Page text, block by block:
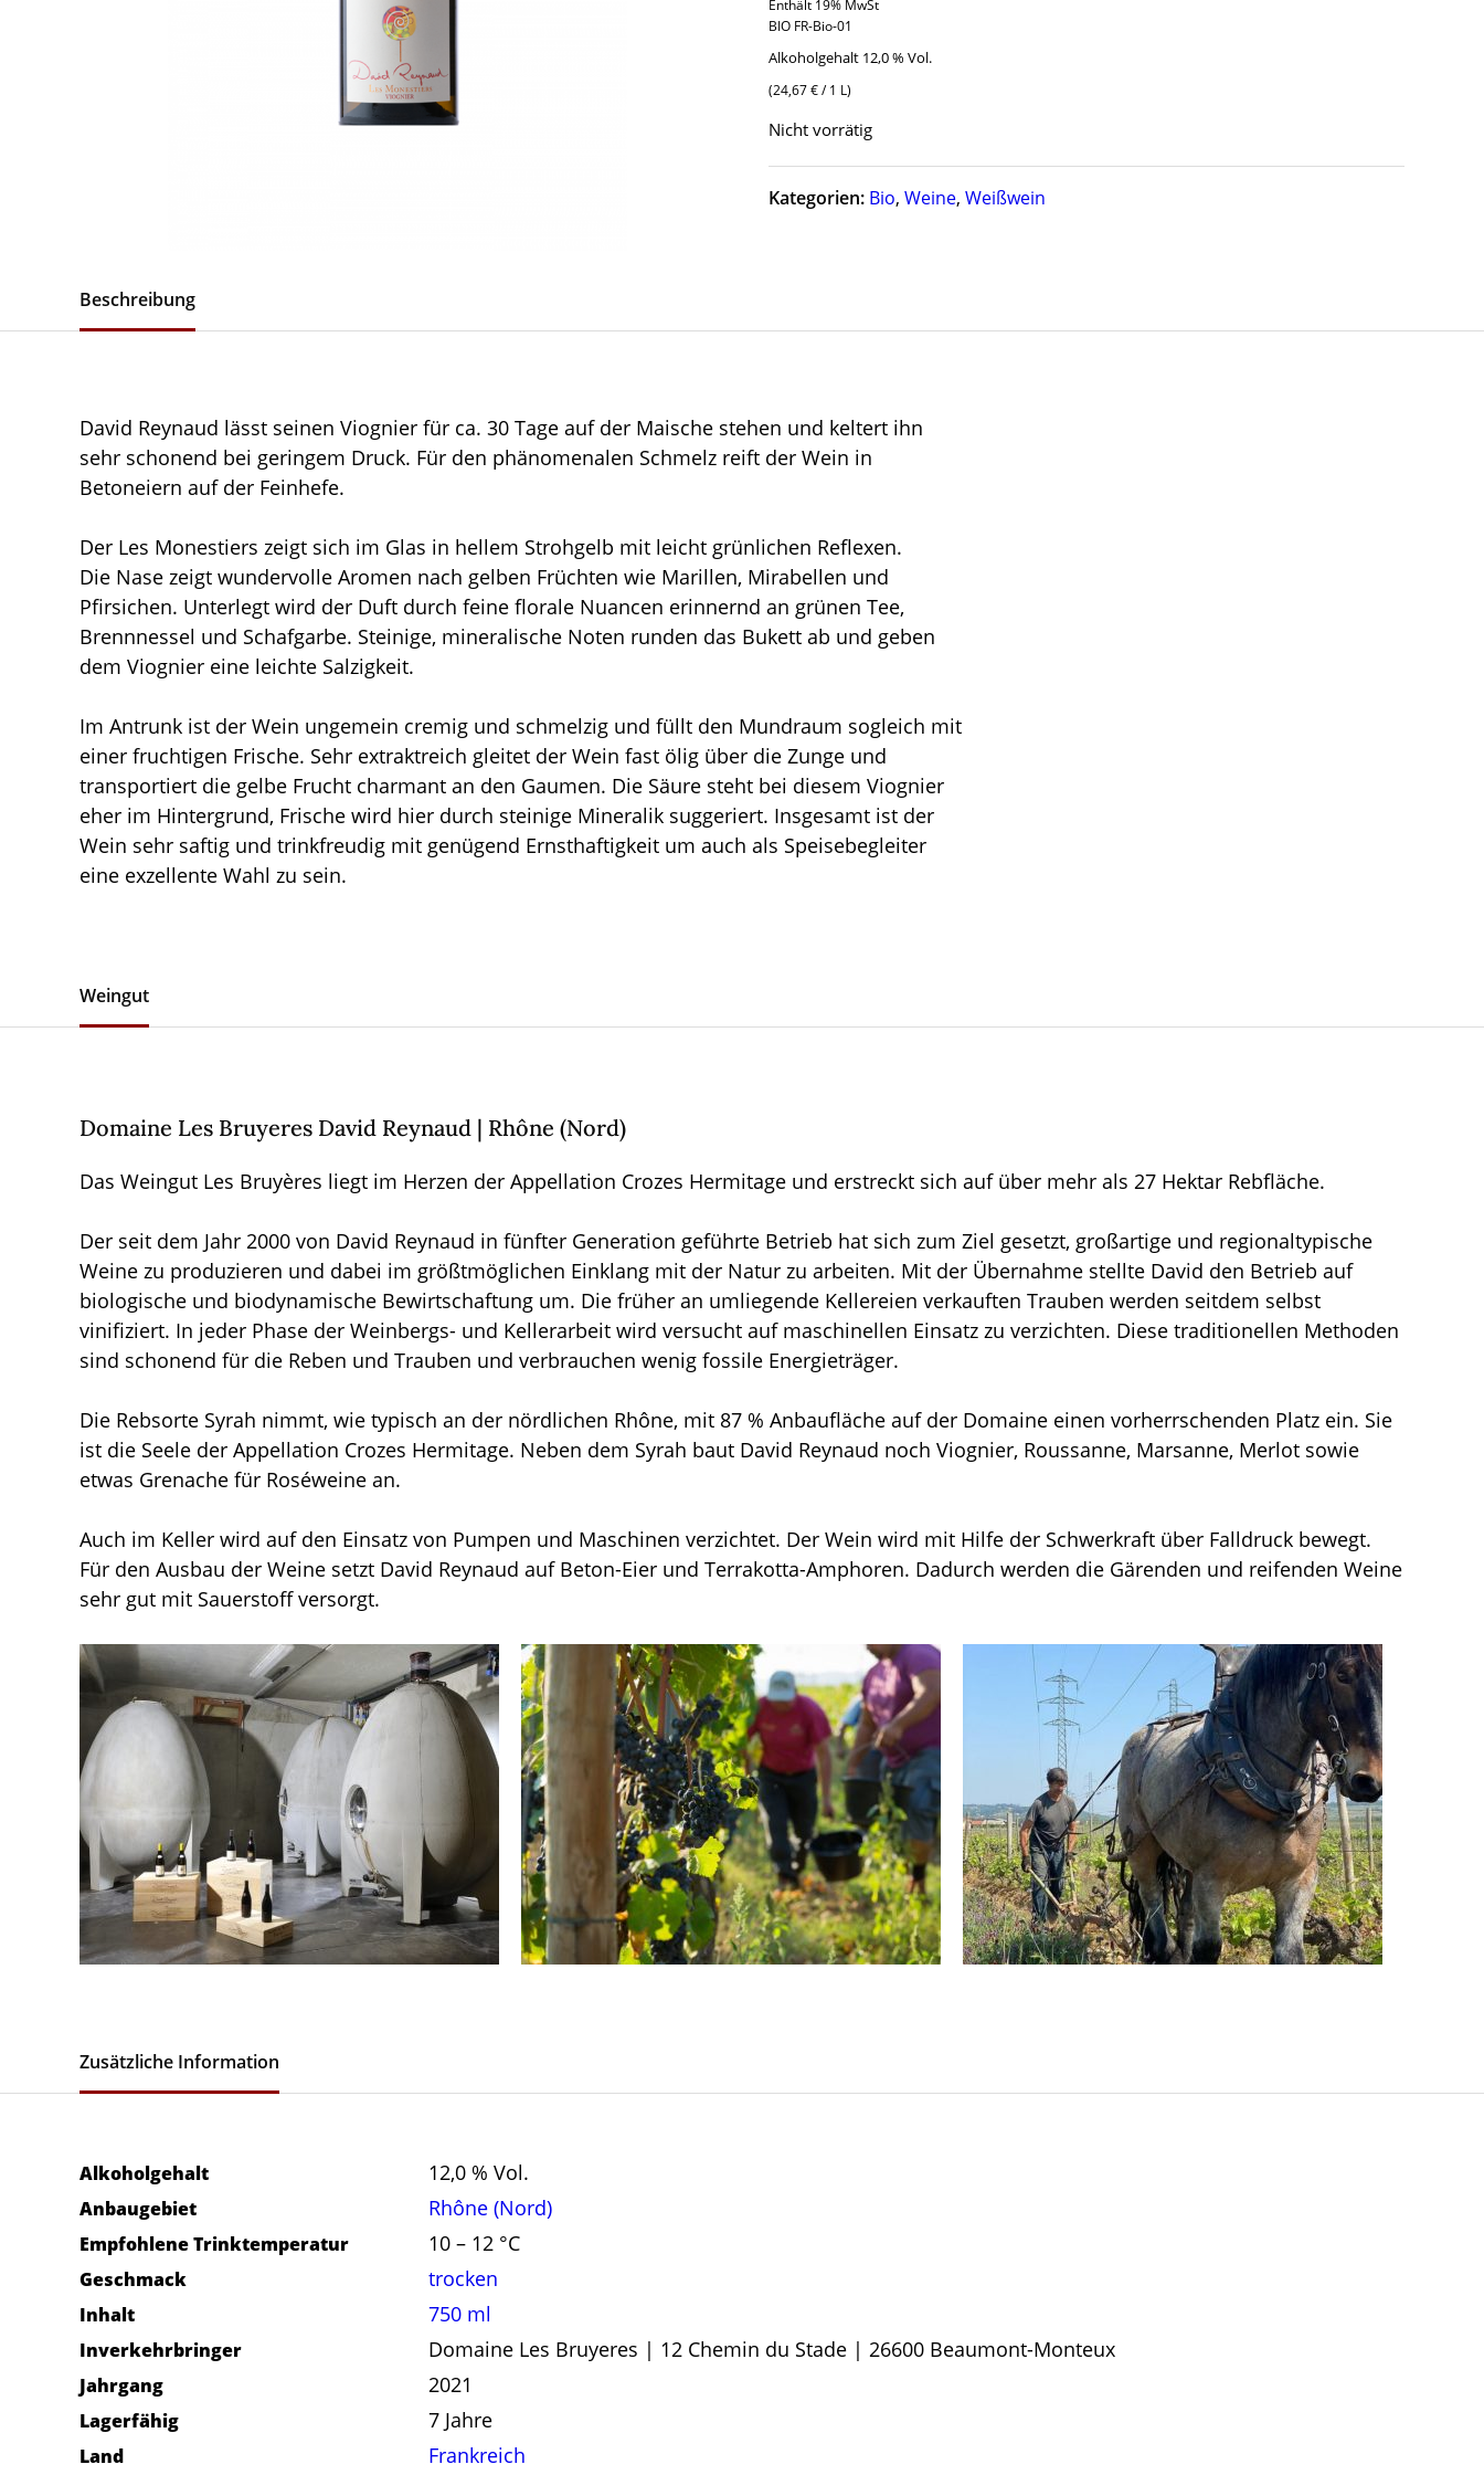
Enthält 19% MwSt
(24,67€/ 1 L)
Alkoholgehalt 12,0 % Vol.
BIO FR-Bio-01
Nicht vorrätig
Kategorien: Bio, Weine, Weißwein
Beschreibung
David Reynaud lässt seinen Viognier für ca. 30 Tage auf der Maische stehen und keltert ihn
sehr schonend bei geringem Druck. Für den phänomenalen Schmelz reift der Wein in
Betoneiern auf der Feinhefe.
Der Les Monestiers zeigt sich im Glas in hellem Strohgelb mit leicht grünlichen Reflexen.
Die Nase zeigt wundervolle Aromen nach gelben Früchten wie Marillen, Mirabellen und
Pfirsichen. Unterlegt wird der Duft durch feine florale Nuancen erinnernd an grünen Tee,
Brennnessel und Schafgarbe. Steinige, mineralische Noten runden das Bukett ab und geben
dem Viognier eine leichte Salzigkeit.
Im Antrunk ist der Wein ungemein cremig und schmelzig und füllt den Mundraum sogleich mit
einer fruchtigen Frische. Sehr extraktreich gleitet der Wein fast ölig über die Zunge und
transportiert die gelbe Frucht charmant an den Gaumen. Die Säure steht bei diesem Viognier
eher im Hintergrund, Frische wird hier durch steinige Mineralik suggeriert. Insgesamt ist der
Wein sehr saftig und trinkfreudig mit genügend Ernsthaftigkeit um auch als Speisebegleiter
eine exzellente Wahl zu sein.
Weingut
Domaine Les Bruyeres David Reynaud | Rhône (Nord)
Das Weingut Les Bruyères liegt im Herzen der Appellation Crozes Hermitage und erstreckt sich auf über mehr als 27 Hektar Rebfläche.
Der seit dem Jahr 2000 von David Reynaud in fünfter Generation geführte Betrieb hat sich zum Ziel gesetzt, großartige und regionaltypische
Weine zu produzieren und dabei im größtmöglichen Einklang mit der Natur zu arbeiten. Mit der Übernahme stellte David den Betrieb auf
biologische und biodynamische Bewirtschaftung um. Die früher an umliegende Kellereien verkauften Trauben werden seitdem selbst
vinifiziert. In jeder Phase der Weinbergs- und Kellerarbeit wird versucht auf maschinellen Einsatz zu verzichten. Diese traditionellen Methoden
sind schonend für die Reben und Trauben und verbrauchen wenig fossile Energieträger.
Die Rebsorte Syrah nimmt, wie typisch an der nördlichen Rhône, mit 87 % Anbaufläche auf der Domaine einen vorherrschenden Platz ein. Sie
ist die Seele der Appellation Crozes Hermitage. Neben dem Syrah baut David Reynaud noch Viognier, Roussanne, Marsanne, Merlot sowie
etwas Grenache für Roséweine an.
Auch im Keller wird auf den Einsatz von Pumpen und Maschinen verzichtet. Der Wein wird mit Hilfe der Schwerkraft über Falldruck bewegt.
Für den Ausbau der Weine setzt David Reynaud auf Beton-Eier und Terrakotta-Amphoren. Dadurch werden die Gärenden und reifenden Weine
sehr gut mit Sauerstoff versorgt.
Zusätzliche Information
Alkoholgehalt 12,0 % Vol.
Anbaugebiet Rhône (Nord)
Empfohlene Trinktemperatur 10 – 12 °C
Geschmack trocken
Inhalt 750 ml
Inverkehrbringer Domaine Les Bruyeres | 12 Chemin du Stade | 26600 Beaumont-Monteux
Jahrgang 2021
Lagerfähig 7 Jahre
Land Frankreich